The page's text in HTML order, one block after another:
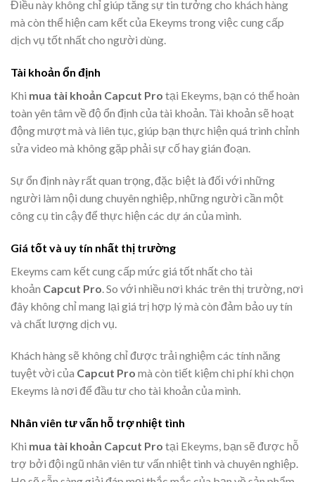
Điều này không chỉ giúp tăng sự tin tưởng cho khách hàng
mà còn thể hiện cam kết của Ekeyms trong việc cung cấp
dịch vụ tốt nhất cho người dùng.
Tài khoản ổn định
Khi mua tài khoản Capcut Pro tại Ekeyms, bạn có thể hoàn
toàn yên tâm về độ ổn định của tài khoản. Tài khoản sẽ hoạt
động mượt mà và liên tục, giúp bạn thực hiện quá trình chỉnh
sửa video mà không gặp phải sự cố hay gián đoạn.
Sự ổn định này rất quan trọng, đặc biệt là đối với những
người làm nội dung chuyên nghiệp, những người cần một
công cụ tin cậy để thực hiện các dự án của mình.
Giá tốt và uy tín nhất thị trường
Ekeyms cam kết cung cấp mức giá tốt nhất cho tài
khoản Capcut Pro . So với nhiều nơi khác trên thị trường, nơi
đây không chỉ mang lại giá trị hợp lý mà còn đảm bảo uy tín
và chất lượng dịch vụ.
Khách hàng sẽ không chỉ được trải nghiệm các tính năng
tuyệt vời của Capcut Pro mà còn tiết kiệm chi phí khi chọn
Ekeyms là nơi để đầu tư cho tài khoản của mình.
Nhân viên tư vấn hỗ trợ nhiệt tình
Khi mua tài khoản Capcut Pro tại Ekeyms, bạn sẽ được hỗ
trợ bởi đội ngũ nhân viên tư vấn nhiệt tình và chuyên nghiệp.